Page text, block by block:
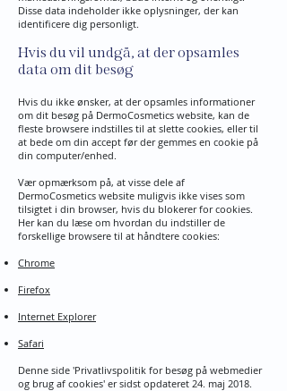
Disse data indeholder ikke oplysninger, der kan
identificere dig personligt.
Hvis du vil undgå, at der opsamles
data om dit besøg
Hvis du ikke ønsker, at der opsamles informationer
om dit besøg på DermoCosmetics website, kan de
fleste browsere indstilles til at slette cookies, eller til
at bede om din accept før der gemmes en cookie på
din computer/enhed.
Vær opmærksom på, at visse dele af
DermoCosmetics website muligvis ikke vises som
tilsigtet i din browser, hvis du blokerer for cookies.
Her kan du læse om hvordan du indstiller de
forskellige browsere til at håndtere cookies:
Chrome
Firefox
Internet Explorer
Safari
Denne side 'Privatlivspolitik for besøg på webmedier
og brug af cookies' er sidst opdateret 24. maj 2018.